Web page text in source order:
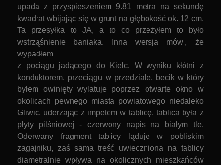
upada z przyspieszeniem 9.81 metra na sekundę
kwadrat wbijając się w grunt na głębokość ok. 12 cm.
Ta przesyłka to JA, a to co przeżyłem to było
wstrząśnienie baniaka. Inna wersja mówi, że
wypadłem
z pociągu jadącego do Kielc. W wyniku kłótni z
konduktorem, przeciągu w przedziale, becik w który
byłem owinięty wylatuje poprzez otwarte okno w
okolicach pewnego miasta powiatowego niedaleko
Gliwic, uderzając z impetem w tablicę, tablica była z
płyty pilśniowej - czerwony napis na białym tle.
Oderwany fragment tablicy ląduje w pobliskim
zagajniku, zaś sama treść uwieczniona na tablicy
diametralnie wpływa na okolicznych mieszkańców